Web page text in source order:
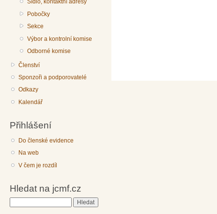
Sídlo, kontaktní adresy
Pobočky
Sekce
Výbor a kontrolní komise
Odborné komise
Členství
Sponzoři a podporovatelé
Odkazy
Kalendář
Přihlášení
Do členské evidence
Na web
V čem je rozdíl
Hledat na jcmf.cz